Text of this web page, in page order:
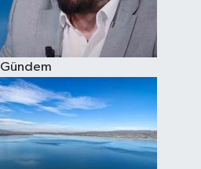
Gündem
Spor
Burç Yorumları
Çocuk
Eğitim